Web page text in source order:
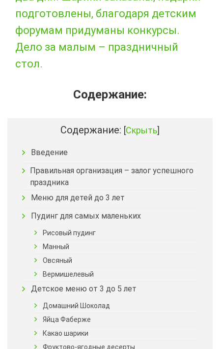
подготовлены, благодаря детским
форумам придуманы конкурсы.
Дело за малым – праздничный
стол.
Содержание:
Содержание: [Скрыть]
Введение
Правильная организация – залог успешного
праздника
Меню для детей до 3 лет
Пудинг для самых маленьких
Рисовый пудинг
Манный
Овсяный
Вермишелевый
Детское меню от 3 до 5 лет
Домашний Шоколад
Яйца Фаберже
Какао шарики
Фруктово-ягодные десерты